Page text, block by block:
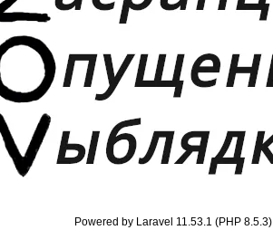
Powered by Laravel 11.53.1 (PHP 8.5.3)